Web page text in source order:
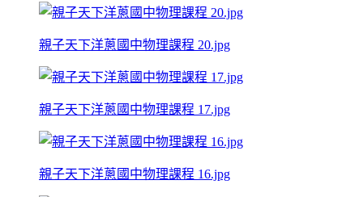
親子天下洋蔥國中物理課程 20.jpg
親子天下洋蔥國中物理課程 17.jpg
親子天下洋蔥國中物理課程 16.jpg